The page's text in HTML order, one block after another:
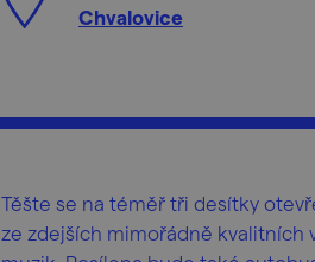
Chvalovice
Těšte se na téměř tři desítky
ze zdejších mimořádně kvalitních